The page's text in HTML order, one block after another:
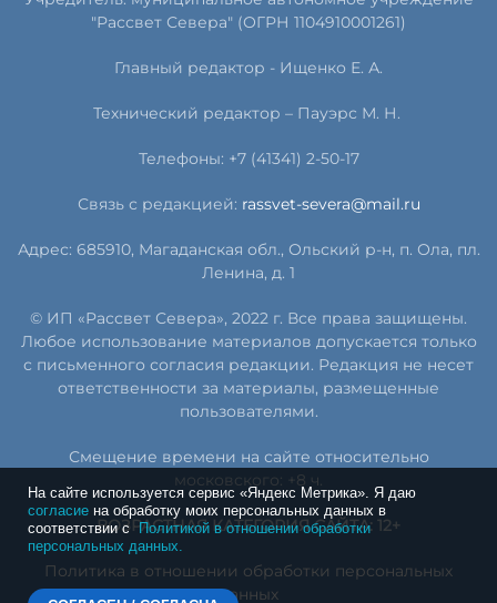
"Рассвет Севера" (ОГРН 1104910001261)
Главный редактор - Ищенко Е. А.
Технический редактор – Пауэрс М. Н.
Телефоны: +7 (41341) 2-50-17
Связь с редакцией: rassvet-severa@mail.ru
Адрес: 685910, Магаданская обл., Ольский р-н, п. Ола, пл.
Ленина, д. 1
© ИП «Рассвет Севера», 2022 г. Все права защищены.
Любое использование материалов допускается только
с письменного согласия редакции. Редакция не несет
ответственности за материалы, размещенные
пользователями.
Смещение времени на сайте относительно
московского: +8 ч.
ВОЗРАСТНАЯ КАТЕГОРИЯ САЙТА: 12+
Политика в отношении обработки персональных
данных
На сайте используется сервис «Яндекс Метрика». Я даю
согласие на обработку моих персональных данных в
соответствии сПолитикой в отношении обработки
персональных данных.